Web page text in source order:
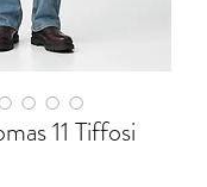
11 Tiffosi